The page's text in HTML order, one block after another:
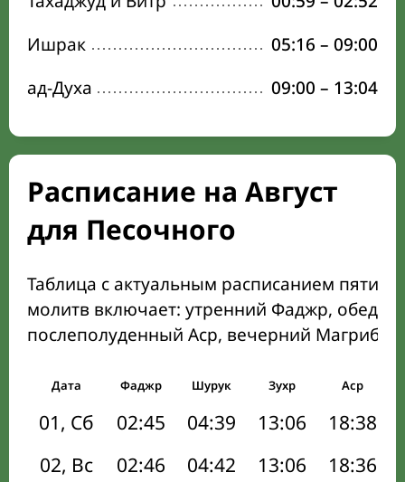
Ишрак
05:16 – 09:00
ад-Духа
09:00 – 13:04
Расписание на Август
для Песочного
Таблица с актуальным расписанием пяти
молитв включает: утренний Фаджр,
послеполуденный Аср, вечерний Магриб
Дата Фаджр Шурук Зухр Аср
01, Сб 02:45 04:39 13:06 18:38
02, Вс
02:46 04:42 13:06 18:36